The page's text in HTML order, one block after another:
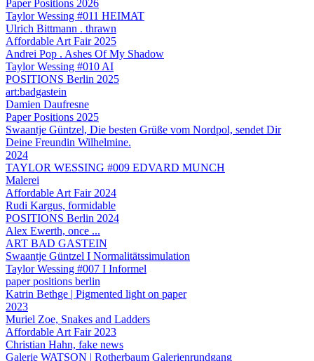
Paper Positions 2026
Taylor Wessing #011 HEIMAT
Ulrich Bittmann . thrawn
Affordable Art Fair 2025
Andrei Pop . Ashes Of My Shadow
Taylor Wessing #010 AI
POSITIONS Berlin 2025
art:badgastein
Damien Daufresne
Paper Positions 2025
Swaantje Güntzel, Die besten Grüße vom Nordpol, sendet Dir
Deine Freundin Wilhelmine.
2024
TAYLOR WESSING #009 EDVARD MUNCH
Malerei
Affordable Art Fair 2024
Rudi Kargus, formidable
POSITIONS Berlin 2024
Alex Ewerth, once ...
ART BAD GASTEIN
Swaantje Güntzel I Normalitätssimulation
Taylor Wessing #007 I Informel
paper positions berlin
Katrin Bethge | Pigmented light on paper
2023
Muriel Zoe, Snakes and Ladders
Affordable Art Fair 2023
Christian Hahn, fake news
Galerie WATSON | Rotherbaum Galerienrundgang